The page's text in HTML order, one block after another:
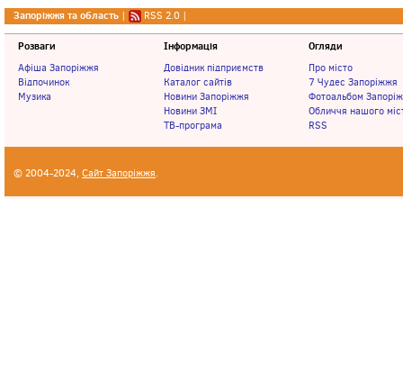
Запоріжжя та область | RSS 2.0 |
Розваги
Афіша Запоріжжя
Відпочинок
Музика
Інформація
Довідник підприємств
Каталог сайтів
Новини Запоріжжя
Новини ЗМІ
ТВ-програма
Огляди
Про місто
7 Чудес Запоріжжя
Фотоальбом
Обличчя нашого
RSS
© 2004-2024, Сайт Запоріжжя.